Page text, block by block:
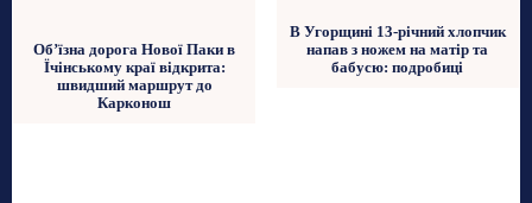
Об’їзна дорога Нової Паки в
Їчінському краї відкрита:
швидший маршрут до
Карконош
В Угорщині 13-річний хлопчик
напав з ножем на матір та
бабусю: подробиці